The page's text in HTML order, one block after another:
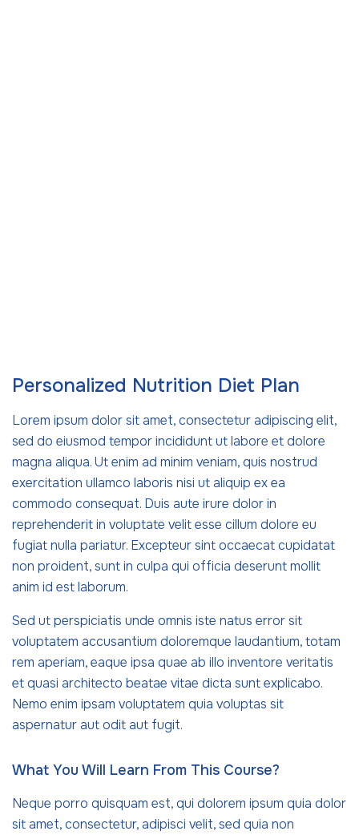
Personalized Nutrition Diet Plan
Lorem ipsum dolor sit amet, consectetur adipiscing elit,
sed do eiusmod tempor incididunt ut labore et dolore
magna aliqua. Ut enim ad minim veniam, quis nostrud
exercitation ullamco laboris nisi ut aliquip ex ea
commodo consequat. Duis aute irure dolor in
reprehenderit in voluptate velit esse cillum dolore eu
fugiat nulla pariatur. Excepteur sint occaecat cupidatat
non proident, sunt in culpa qui officia deserunt mollit
anim id est laborum.
Sed ut perspiciatis unde omnis iste natus error sit
voluptatem accusantium doloremque laudantium, totam
rem aperiam, eaque ipsa quae ab illo inventore veritatis
et quasi architecto beatae vitae dicta sunt explicabo.
Nemo enim ipsam voluptatem quia voluptas sit
aspernatur aut odit aut fugit.
What You Will Learn From This Course?
Neque porro quisquam est, qui dolorem ipsum quia dolor
sit amet, consectetur, adipisci velit, sed quia non